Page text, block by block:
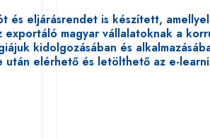
és eljárásrendet is készített, amellyel
magyar vállalatoknak a
kidolgozásában és alkalmazásáb
után elérhető és letölthető az e-